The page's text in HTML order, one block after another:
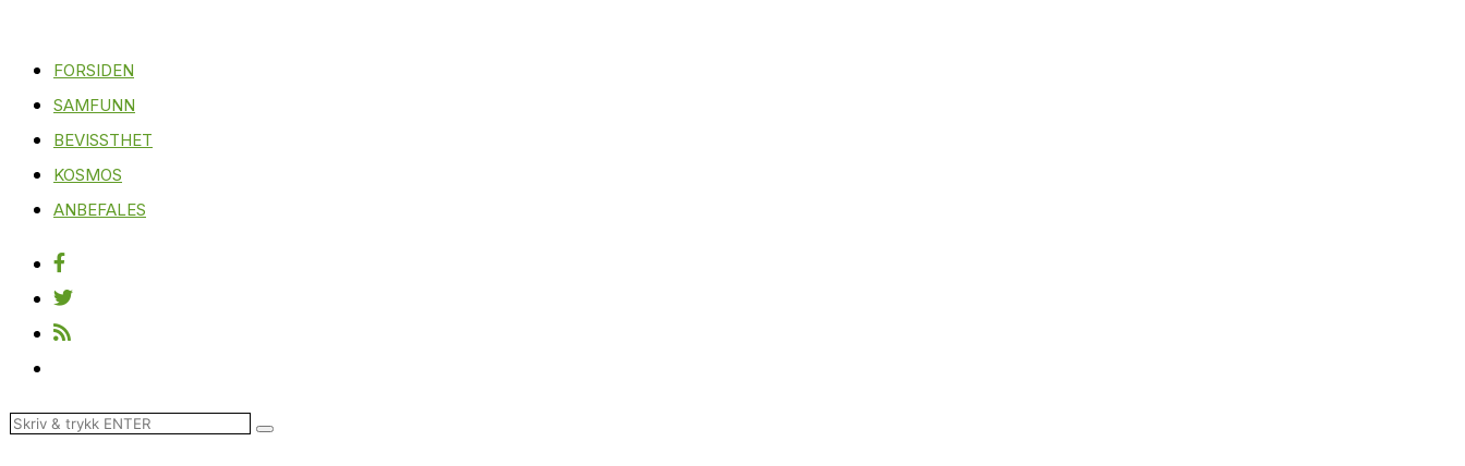
FORSIDEN
SAMFUNN
BEVISSTHET
KOSMOS
ANBEFALES